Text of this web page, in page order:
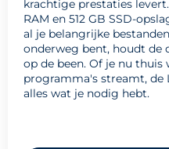
krachtige prestaties
RAM en 512 GB SSD-
al je belangrijke
onderweg bent, houdt de
op de been. Of je nu
programma's streamt, de
alles wat je nodig hebt.